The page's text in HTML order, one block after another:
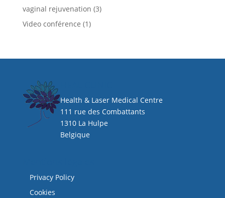
vaginal rejuvenation (3)
Video conférence (1)
Health & Laser Medical Centre
111 rue des Combattants
1310 La Hulpe
Belgique
Privacy Policy
Cookies